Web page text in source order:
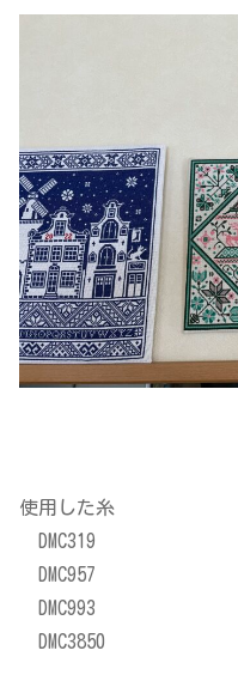
使用した糸
DMC319
DMC957
DMC993
DMC3850